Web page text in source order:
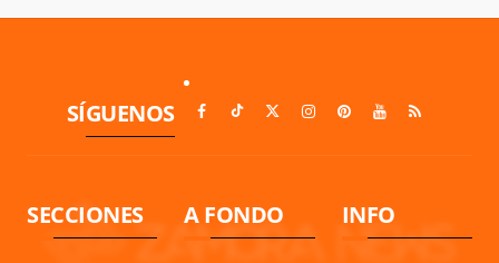
SÍGUENOS
SECCIONES A FONDO INFO